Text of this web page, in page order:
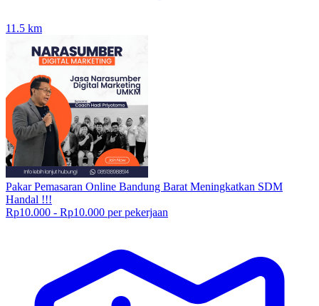
11.5 km
Pakar Pemasaran Online Bandung Barat Meningkatkan SDM
Handal !!!
Rp10.000 - Rp10.000 per pekerjaan